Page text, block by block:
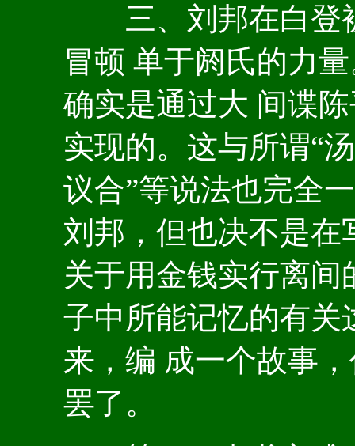
三、刘邦在白登
冒顿 单于阏氏的力
确实是通过大 间谍
实现的。这与所谓“
议合”等说法也完全
刘邦，但也决不是在
关于用金钱实行离
子中所能记忆的有关
来，编 成一个故事
罢了。